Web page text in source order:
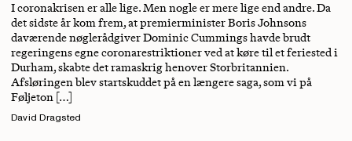
I coronakrisen er alle lige. Men nogle er mere lige end andre. Da
det sidste år kom frem, at premierminister Boris Johnsons
daværende nøglerådgiver Dominic Cummings havde brudt
regeringens egne coronarestriktioner ved at køre til et feriested i
Durham, skabte det ramaskrig henover Storbritannien.
Afsløringen blev startskuddet på en længere saga, som vi på
Føljeton […]
David Dragsted